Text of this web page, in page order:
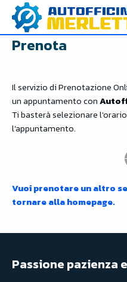
Prenota
Il servizio di Prenotazione
un appuntamento con
Ti basterà selezionare
l'appuntamento.
Vuoi prenotare un altro
tornare alla homepage.
Passione pazienza